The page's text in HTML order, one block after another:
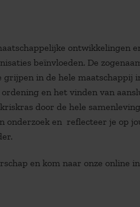
ontwikkelingen
beïnvloeden. De
grijpen in de hele maatschappij
en het vinden van
door de hele
onderzoek en reflecteer je op
en kom naar onze online